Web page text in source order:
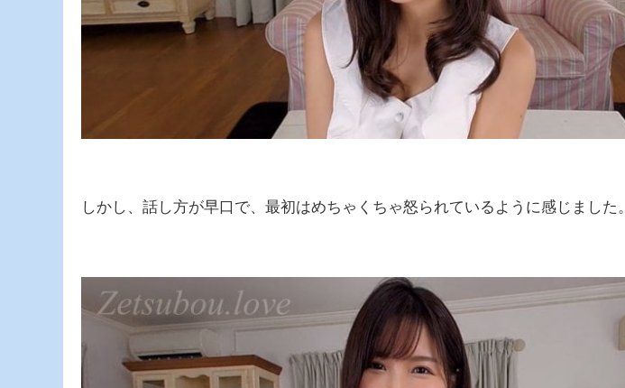
しかし、話し方が早口で、最初はめちゃくちゃ怒られているように感じました。